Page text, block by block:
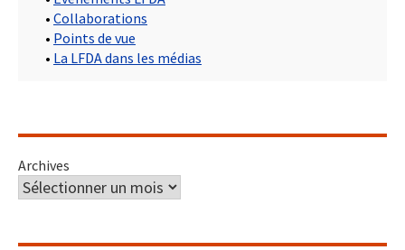
• Collaborations
• Points de vue
• La LFDA dans les médias
Archives